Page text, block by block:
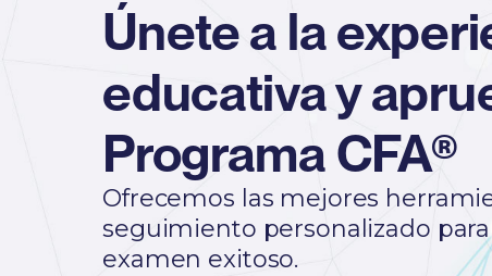
Únete a la
educativa y
Programa CFA®
Ofrecemos las mejores
seguimiento personalizado
examen exitoso.